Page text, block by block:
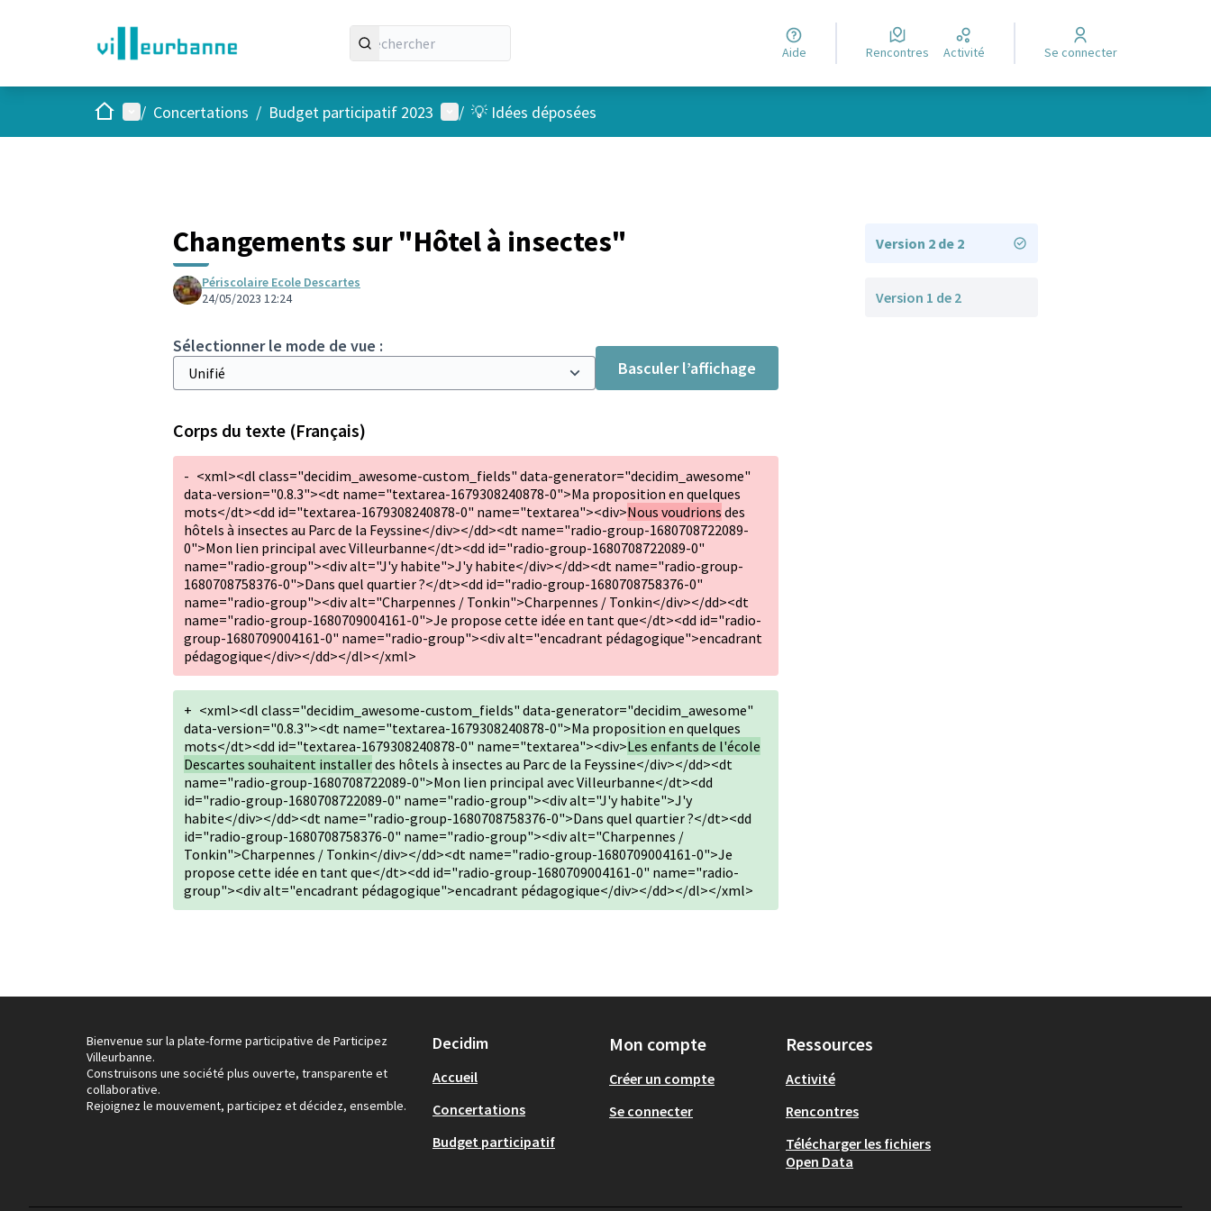
Aide Rencontres Activité Se connecter
AccueilMenu principal
/ Concertations / Budget participatif 2023 Menu utilisateur
/ 💡 Idées déposées
Changements sur "Hôtel à insectes"
Périscolaire Ecole Descartes
24/05/2023 12:24
Sélectionner le mode de vue :
Basculer l’affichage
Corps du texte (Français)
- <xml><dl class="decidim_awesome-custom_fields" data-generator="decidim_awesome"
data-version="0.8.3"><dt name="textarea-1679308240878-0">Ma proposition en quelques
mots</dt><dd id="textarea-1679308240878-0" name="textarea"><div>Nous voudrions des
hôtels à insectes au Parc de la Feyssine</div></dd><dt name="radio-group-1680708722089-
0">Mon lien principal avec Villeurbanne</dt><dd id="radio-group-1680708722089-0"
name="radio-group"><div alt="J'y habite">J'y habite</div></dd><dt name="radio-group-
1680708758376-0">Dans quel quartier ?</dt><dd id="radio-group-1680708758376-0"
name="radio-group"><div alt="Charpennes / Tonkin">Charpennes / Tonkin</div></dd><dt
name="radio-group-1680709004161-0">Je propose cette idée en tant que</dt><dd id="radio-
group-1680709004161-0" name="radio-group"><div alt="encadrant pédagogique">encadrant
pédagogique</div></dd></dl></xml>
+ <xml><dl class="decidim_awesome-custom_fields" data-generator="decidim_awesome"
data-version="0.8.3"><dt name="textarea-1679308240878-0">Ma proposition en quelques
mots</dt><dd id="textarea-1679308240878-0" name="textarea"><div>Les enfants de l'école
Descartes souhaitent installerdes hôtels à insectes au Parc de la Feyssine</div></dd><dt
name="radio-group-1680708722089-0">Mon lien principal avec Villeurbanne</dt><dd
id="radio-group-1680708722089-0" name="radio-group"><div alt="J'y habite">J'y
habite</div></dd><dt name="radio-group-1680708758376-0">Dans quel quartier ?</dt><dd
id="radio-group-1680708758376-0" name="radio-group"><div alt="Charpennes /
Tonkin">Charpennes / Tonkin</div></dd><dt name="radio-group-1680709004161-0">Je
propose cette idée en tant que</dt><dd id="radio-group-1680709004161-0" name="radio-
group"><div alt="encadrant pédagogique">encadrant pédagogique</div></dd></dl></xml>
Version 2 de 2
Version 1 de 2
Bienvenue sur la plate-forme participative de Participez
Villeurbanne.
Construisons une société plus ouverte, transparente et
collaborative.
Rejoignez le mouvement, participez et décidez, ensemble.
Decidim
Accueil
Concertations
Budget participatif
Mon compte
Créer un compte
Se connecter
Ressources
Activité
Rencontres
Télécharger les fichiers
Open Data